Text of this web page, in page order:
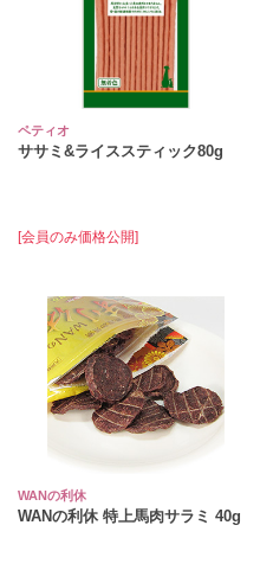
ペティオ
ササミ&ライススティック80g
[会員のみ価格公開]
WANの利休
WANの利休 特上馬肉サラミ 40g